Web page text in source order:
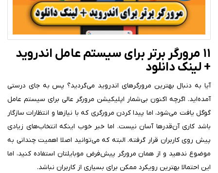
۱۱ مرورگر برتر برای سیستم عامل اندروید
+ لینک دانلود
آیا به دنبال بهترین مرورگرهای اندروید می‌گردید؟ پس به جای درستی
آمده‌اید. اگرچه اکنون بی‌شمار اپلیکیشن مرورگر عالی برای سیستم عامل
گوگل یافت می‌شود، اما پیدا کردن مرورگری که با نیازها و انتظارات سازگار
باشد کاری آن‌قدرها آسان نیست. اما خبر خوب اینکه انتخاب‌های زیادی
پیش روی کاربران قرار گرفته. البته که می‌توانید اصلا اهمیت چندانی به
موضوع ندهید و از همان مرورگر پیش‌فرض موبایلتان استفاده کنید، اما
این احتمالا بهترین رویکرد ممکن برای بسیاری از کاربران نباشد.